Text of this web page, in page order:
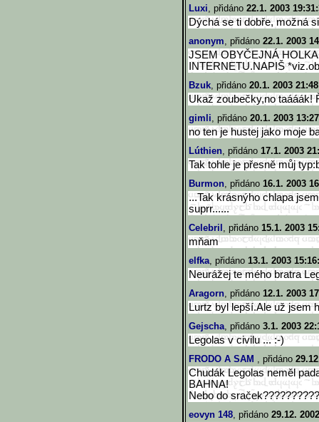
Luxi, přidáno 22.1. 2003
Dýchá se ti dobře, možná
anonym, přidáno 22.1. 2003
JSEM OBYČEJNÁ
INTERNETU.NAPIŠ
Bzuk, přidáno 20.1. 2003
Ukaž zoubečky,no taááák!
gimli, přidáno 20.1. 2003
no ten je hustej jako moje
Lúthien, přidáno 17.1. 2003
Tak tohle je přesně můj
Burmon, přidáno 16.1. 2003
...Tak krásnýho chlapa
suprr......
Celebril , přidáno 15.1. 2003
mňam
elfka, přidáno 13.1. 2003
Neurážej te mého bratra
Aragorn, přidáno 12.1. 2003
Lurtz byl lepší.Ale už jsem
Gejscha, přidáno 3.1. 2003
Legolas v civilu ... :-)
FRODO A SAM , přidáno
Chudák Legolas neměl
BAHNA!
Nebo do
eovyn 148, přidáno 29.12.